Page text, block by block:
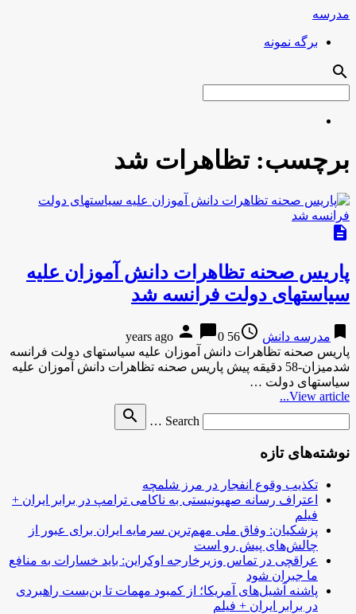
مدرسه
برگه نمونه
search
برچسب:تظاهرات شد
description
پاریس صحنه تظاهرات دانش آموزان علیه
سیاست‎های دولت فرانسه شد
bookmark مدرسه دانش access_time
56 years ago
person chat_bubble0
پاریس صحنه تظاهرات دانش آموزان علیه سیاست‎های دولت فرانسه
شدمیزان-58 دقیقه پیش پاریس صحنه تظاهرات دانش آموزان علیه
سیاست‎های دولت …
View article...
Search …
search
نوشته‌های تازه
تکذیب وقوع انفجار در مرز شلمچه
اعتراف رسانه صهیونیستی به ناکامی ترامپ در برابر ایران +
فیلم
پزشکیان: وفاق ملی مهم‌ترین سرمایه ایران برای عبور از
چالش‌های پیش رو است
عراقچی در تماس وزیرخارجه اوکراین: باید خسارات به منافع
ما جبران شود
پاشنه آشیل‌های آمریکا؛ از کمبود مهمات تا بن‌بست راهبردی
در برابر ایران + فیلم